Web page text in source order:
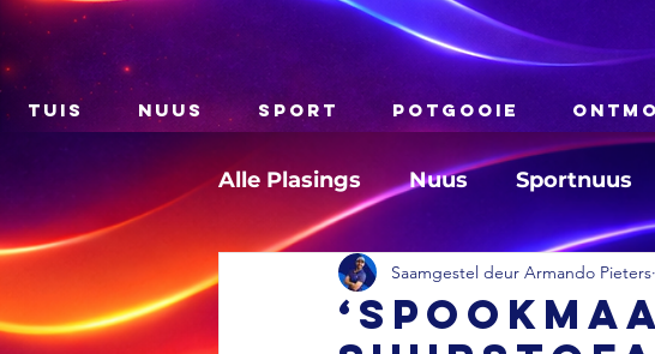
TUIS NUUS SPORT POTGOOIE
Alle Plasings Nuus Sportnuus
Saamgestel deur Armando Pieters